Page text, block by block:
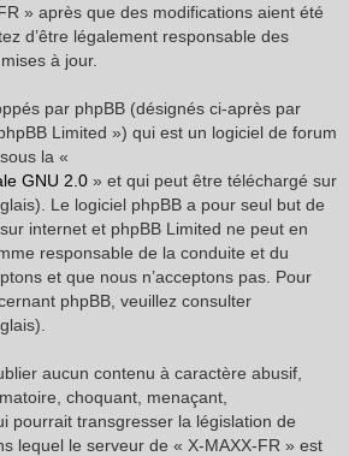
» après que des modifications aient été
d’être légalement responsable des
à jour.
par phpBB (désignés ci-après par
Limited ») qui est un logiciel de forum
la «
GNU 2.0 » et qui peut être téléchargé sur
Le logiciel phpBB a pour seul but de
internet et phpBB Limited ne peut en
responsable de la conduite et du
et que nous n’acceptons pas. Pour
phpBB, veuillez consulter
aucun contenu à caractère abusif,
choquant, menaçant,
pourrait transgresser la législation de
lequel le serveur de « X-MAXX-FR » est